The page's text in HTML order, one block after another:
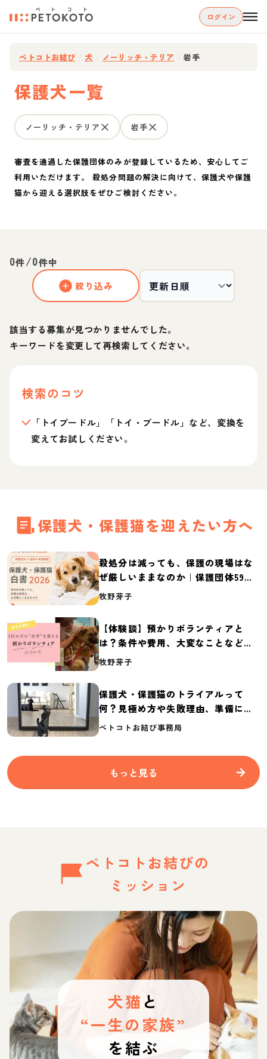
ログイン
ペトコトお結び 犬 ノーリッチ・テリア 岩手
保護犬一覧
ノーリッチ・テリア 岩手
審査を通過した保護団体のみが登録しているため、安心してご
利用いただけます。 殺処分問題の解決に向けて、保護犬や保護
猫から迎える選択肢をぜひご検討ください。
0件/0件中
絞り込み
該当する募集が見つかりませんでした。
キーワードを変更して再検索してください。
検索のコツ
「トイプードル」「トイ・プードル」など、変換を
変えてお試しください。
保護犬・保護猫を迎えたい方へ
殺処分は減っても、保護の現場はな
ぜ厳しいままなのか｜保護団体59団
体の実態調査【保護犬・保護猫白書
牧野芽子
【体験談】預かりボランティアと
は？条件や費用、大変なことなど紹
介
牧野芽子
保護犬・保護猫のトライアルって
何？見極め方や失敗理由、準備に必
要なものを紹介
ペトコトお結び事務局
もっと見る
ペトコトお結びの
ミッション
犬猫 と
“一生の家族”
を結ぶ